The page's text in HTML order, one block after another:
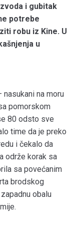
i gubitak
potrebe
robu iz Kine. U
u
na moru
pomorskom
80 odsto sve
time da je preko
i čekalo da
održe korak sa
sa povećanim
brodskog
obalu